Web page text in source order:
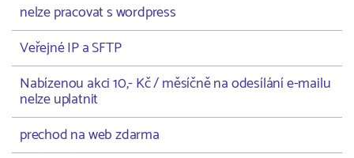
nelze pracovat s wordpress
Veřejné IP a SFTP
Nabízenou akci 10,- Kč / měsíčně na odesílání e-mailu
nelze uplatnit
prechod na web zdarma